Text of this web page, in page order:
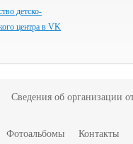
детско-
центра в VK
Сведения об организации
Фотоальбомы Контакты